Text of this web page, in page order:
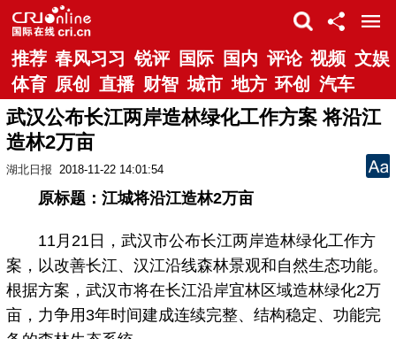
推荐 春风习习 锐评 国际 国内 评论 视频 文娱
体育 原创 直播 财智 城市 地方 环创 汽车
武汉公布长江两岸造林绿化工作方案 将沿江
造林2万亩
湖北日报 2018-11-22 14:01:54
原标题：江城将沿江造林2万亩
11月21日，武汉市公布长江两岸造林绿化工作方
案，以改善长江、汉江沿线森林景观和自然生态功能。
根据方案，武汉市将在长江沿岸宜林区域造林绿化2万
亩，力争用3年时间建成连续完整、结构稳定、功能完